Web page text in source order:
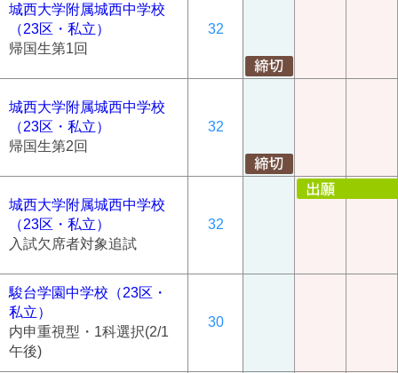
城西大学附属城西中学校
（23区・私立）
帰国生第1回
32
城西大学附属城西中学校
（23区・私立）
帰国生第2回
32
城西大学附属城西中学校
（23区・私立）
入試欠席者対象追試
32
駿台学園中学校（23区・
私立）
内申重視型・1科選択(2/1
午後)
30